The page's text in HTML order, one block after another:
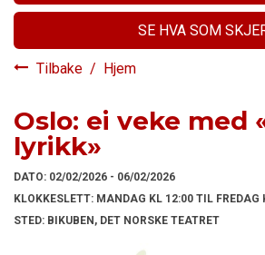
SE HVA SOM
Tilbake / Hjem
Oslo: ei veke med
lyrikk»
DATO: 02/02/2026 - 06/02/2026
KLOKKESLETT: MANDAG KL 12:00 TIL FREDAG
STED: BIKUBEN, DET NORSKE TEATRET